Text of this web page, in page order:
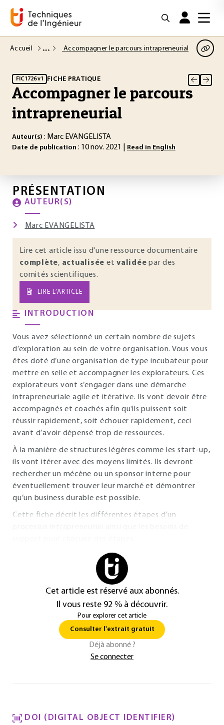
Accueil Accompagner le parcours intrapreneurial
FIC1726 v1 FICHE PRATIQUE
Accompagner le parcours
intrapreneurial
Auteur(s) : Marc EVANGELISTA
Date de publication : 10 nov. 2021 | Read in English
PRÉSENTATION
AUTEUR(S)
Marc EVANGELISTA
Lire cet article issu d'une ressource documentaire
complète, actualisée et validée par des
comités scientifiques.
LIRE L’ARTICLE
INTRODUCTION
Vous avez sélectionné un certain nombre de sujets
d’exploration au sein de votre organisation. Vous vous
êtes doté d’une organisation de type incubateur pour
mettre en selle et accompagner les explorateurs. Ces
explorateurs vont s’engager dans une démarche
intrapreneuriale agile et itérative. Ils vont devoir être
accompagnés et coachés afin qu’ils puissent soit
réussir rapidement, soit échouer rapidement, ceci
avant d’avoir dépensé trop de ressources.
À la manière de structures légères comme les start-up,
ils vont itérer avec des moyens limités. Ils devront
rechercher un mécène ou un sponsor interne pour
éventuellement trouver leur marché et démontrer
qu’un business durable est possible.
Cette fiche décrit les différentes étapes d’un
Cet article est réservé aux abonnés.
Il vous reste 92 % à découvrir.
Pour explorer cet article
Consulter l'extrait gratuit
Déjà abonné ?
Se connecter
DOI (DIGITAL OBJECT IDENTIFIER)